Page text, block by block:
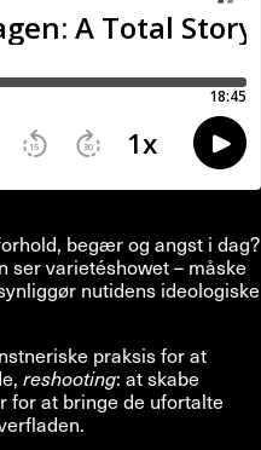
begær og angst i dag?
ser varietéshowet – måske
nutidens ideologiske
praksis for at
reshooting: at skabe
at bringe de ufortalte